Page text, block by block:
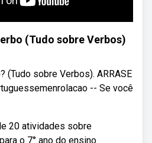
(Tudo sobre Verbos)
(Tudo sobre Verbos). ARRASE
-- Se você
20 atividades sobre
o 7° ano do ensino